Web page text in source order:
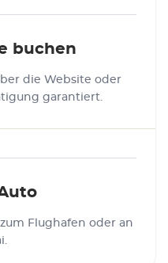
buchen
die Website oder
garantiert.
Flughafen oder an